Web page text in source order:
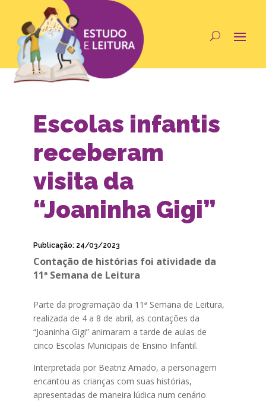
Escolas infantis
receberam
visita da
“Joaninha Gigi”
Publicação: 24/03/2023
Contação de histórias foi atividade da
11ª Semana de Leitura
Parte da programação da 11ª Semana de Leitura,
realizada de 4 a 8 de abril, as contações da
“Joaninha Gigi” animaram a tarde de aulas de
cinco Escolas Municipais de Ensino Infantil.
Interpretada por Beatriz Amado, a personagem
encantou as crianças com suas histórias,
apresentadas de maneira lúdica num cenário